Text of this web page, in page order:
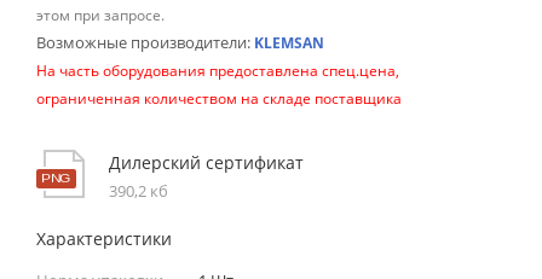
этом при запросе.
Возможные производители: KLEMSAN
На часть оборудования предоставлена спец.цена,
ограниченная количеством на складе поставщика
Дилерский сертификат
390,2 кб
Характеристики